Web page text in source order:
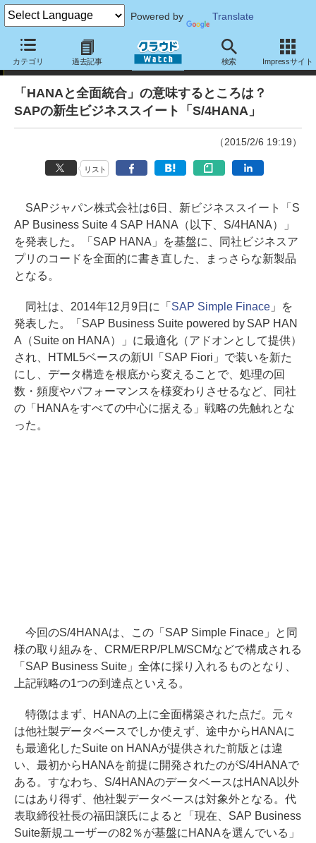
Powered by Translate
カテゴリ 過去記事 検索 Impressサイト
ニュース
「HANAと全面統合」の意味するところは？
SAPの新生ビジネススイート「S/4HANA」
（2015/2/6 19:19）
リスト
SAPジャパン株式会社は6日、新ビジネススイート「S
AP Business Suite 4 SAP HANA（以下、S/4HANA）」
を発表した。「SAP HANA」を基盤に、同社ビジネスア
プリのコードを全面的に書き直した、まっさらな新製品
となる。
同社は、2014年12月9日に「 SAP Simple Finace」を
発表した。「SAP Business Suite powered by SAP HAN
A（Suite on HANA）」に最適化（アドオンとして提供）
され、HTML5ベースの新UI「SAP Fiori」で装いを新た
にし、データ構造を根底から変えることで、処理の回
数・頻度やパフォーマンスを様変わりさせるなど、同社
の「HANAをすべての中心に据える」戦略の先触れとな
った。
今回のS/4HANAは、この「SAP Simple Finace」と同
様の取り組みを、CRM/ERP/PLM/SCMなどで構成される
「SAP Business Suite」全体に採り入れるものとなり、
上記戦略の1つの到達点といえる。
特徴はまず、HANAの上に全面構築された点だ。元々
は他社製データベースでしか使えず、途中からHANAに
も最適化したSuite on HANAが提供された前版とは違
い、最初からHANAを前提に開発されたのがS/4HANAで
ある。すなわち、S/4HANAのデータベースはHANA以外
にはあり得ず、他社製データベースは対象外となる。代
表取締役社長の福田譲氏によると「現在、SAP Business
Suite新規ユーザーの82％が基盤にHANAを選んでいる」